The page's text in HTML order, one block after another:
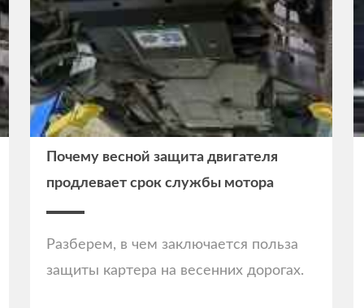
Почему весной защита двигателя
продлевает срок службы мотора
Разберем, в чем заключается польза
защиты картера на весенних дорогах.